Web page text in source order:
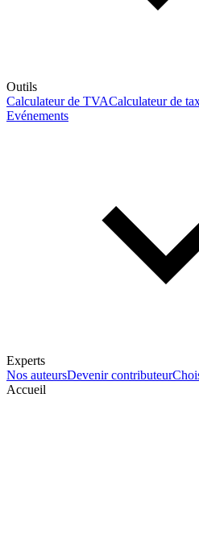
Outils
Calculateur de TVACalculateur de
Evénements
Experts
Nos auteursDevenir contributeur
Accueil